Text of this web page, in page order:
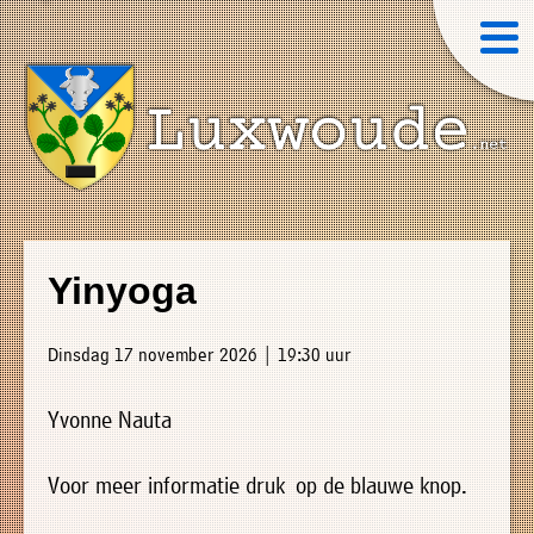
Yinyoga
Dinsdag 17 november 2026 | 19:30 uur
Yvonne Nauta
Voor meer informatie druk op de blauwe knop.
»
Home
»
Welkom
»
Nieuws
»
Agenda
»
Luxwoude.net
website@luxwoude.net
Plaatselijk
belang
Op
dit
moment
bestaat
het
bestuur